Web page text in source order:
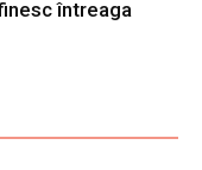
întreaga